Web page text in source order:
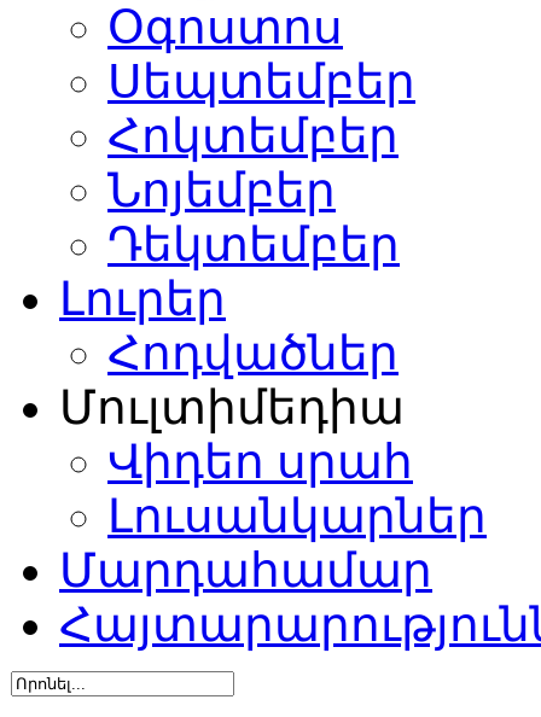
Օգոստոս
Սեպտեմբեր
Հոկտեմբեր
Նոյեմբեր
Դեկտեմբեր
Լուրեր
Հոդվածներ
Մուլտիմեդիա
Վիդեո սրահ
Լուսանկարներ
Մարդահամար